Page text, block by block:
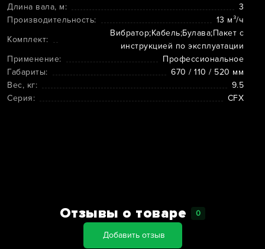
Длина вала, м:
3
Производительность:
13 м³/ч
Комплект:
Вибратор;Кабель;Булава;Пакет с
инструкцией по эксплуатации
Применение:
Профессиональное
Габариты:
670 / 110 / 520 мм
Вес, кг:
9.5
Серия:
CFX
Отзывы о товаре 0
Добавить отзыв